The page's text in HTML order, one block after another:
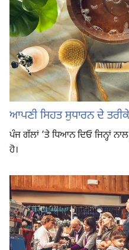
ਆਪਣੀ ਸਿਹਤ ਸੁਧਾਰਨ ਦੇ ਤਰੀਕੇ
ਪੰਜ ਗੱਲਾਂ ’ਤੇ ਧਿਆਨ ਦਿਓ ਜਿਨ੍ਹਾਂ
ਹੋ।